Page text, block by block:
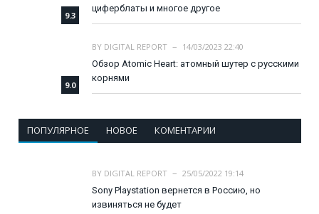
9.3
циферблаты и многое другое
9.0
BY DIGITAL REPORT
14/03/2023 22:40
Обзор Atomic Heart: атомный шутер с русскими
корнями
ПОПУЛЯРНОЕ НОВОЕ КОМЕНТАРИИ
BY DIGITAL REPORT
25/05/2022 19:14
Sony Playstation вернется в Россию, но
извиняться не будет